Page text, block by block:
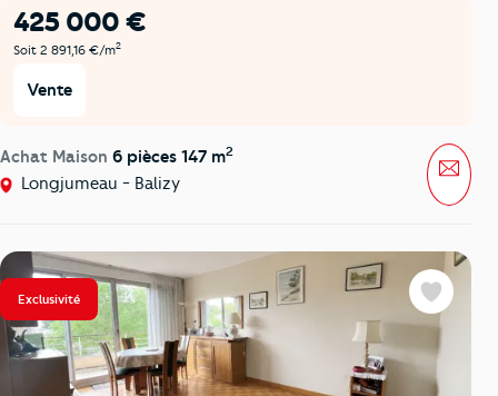
425 000 €
Soit 2 891,16 €/m2
Vente
Achat Maison 6 pièces 147 m2
Longjumeau - Balizy
Exclusivité Favoris